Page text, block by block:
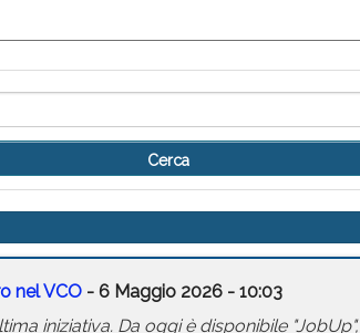
nel VCO - 6 Maggio 2026 - 10:03
iniziativa. Da oggi è disponibile